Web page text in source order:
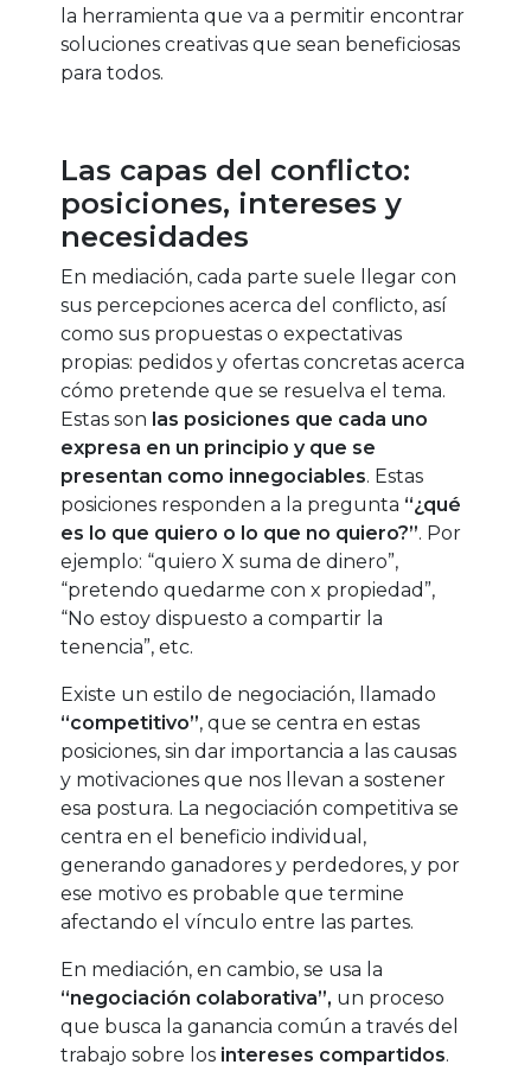
la herramienta que va a permitir encontrar
soluciones creativas que sean beneficiosas
para todos.
Las capas del conflicto:
posiciones, intereses y
necesidades
En mediación, cada parte suele llegar con
sus percepciones acerca del conflicto, así
como sus propuestas o expectativas
propias: pedidos y ofertas concretas acerca
cómo pretende que se resuelva el tema.
Estas son las posiciones que cada uno
expresa en un principio y que se
presentan como innegociables. Estas
posiciones responden a la pregunta “¿qué
es lo que quiero o lo que no quiero?”. Por
ejemplo: “quiero X suma de dinero”,
“pretendo quedarme con x propiedad”,
“No estoy dispuesto a compartir la
tenencia”, etc.
Existe un estilo de negociación, llamado
“competitivo”, que se centra en estas
posiciones, sin dar importancia a las causas
y motivaciones que nos llevan a sostener
esa postura. La negociación competitiva se
centra en el beneficio individual,
generando ganadores y perdedores, y por
ese motivo es probable que termine
afectando el vínculo entre las partes.
En mediación, en cambio, se usa la
“negociación colaborativa”, un proceso
que busca la ganancia común a través del
trabajo sobre los intereses compartidos.